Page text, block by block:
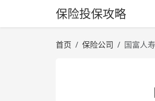
保险投保攻略
首页 保险公司 国富人